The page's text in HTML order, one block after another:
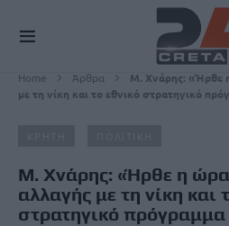
Home Άρθρα
Μ. Χνάρης: «Ήρθε
με τη νίκη και το εθνικό στρατηγικό
Μ. Χνάρης: «Ήρθε η ώρα
αλλαγής με τη νίκη και
στρατηγικό